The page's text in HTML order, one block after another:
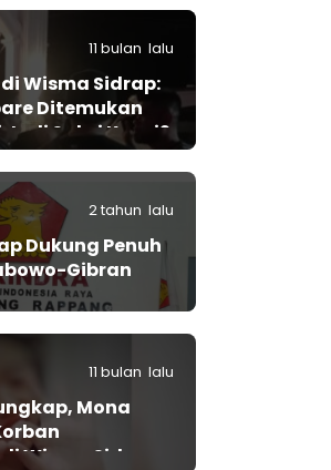
11 bulan lalu
Wisma Sidrap:
Ditemukan
Saksi Kunci?
2 tahun lalu
Dukung Penuh
Gibran
11 bulan lalu
Mona
Wisma Sidrap